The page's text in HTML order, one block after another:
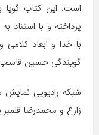
است. این کتاب گویا
پرداخته و با استناد
با خدا و ابعاد
گویندگی حسین
شبکه رادیویی نمایش
زارع و محمدرضا قلمبر